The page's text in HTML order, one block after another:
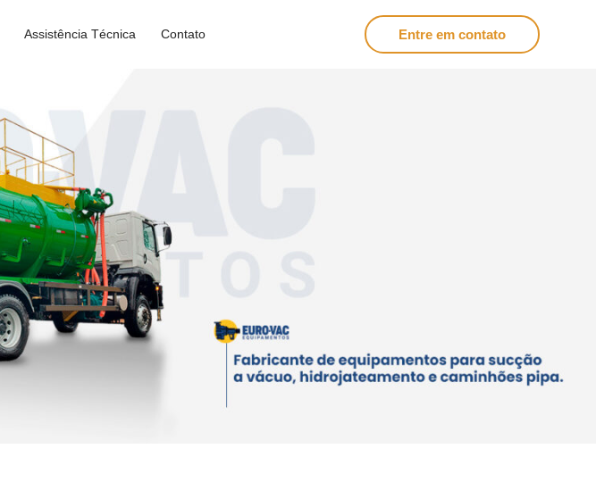
Assistência Técnica Contato Entre em contato